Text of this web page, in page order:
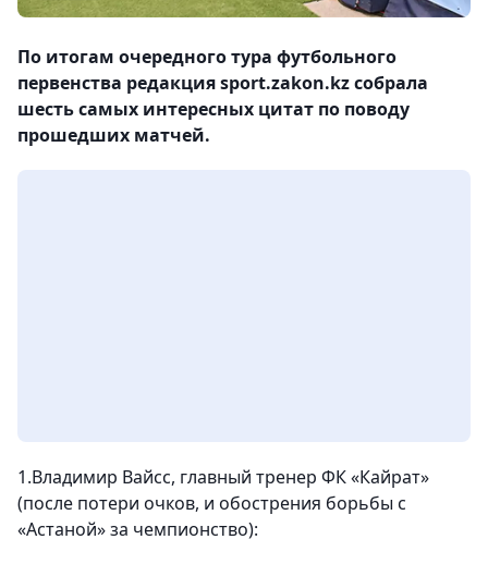
По итогам очередного тура футбольного
первенства редакция sport.zakon.kz собрала
шесть самых интересных цитат по поводу
прошедших матчей.
1.Владимир Вайсс, главный тренер ФК «Кайрат»
(после потери очков, и обострения борьбы с
«Астаной» за чемпионство):